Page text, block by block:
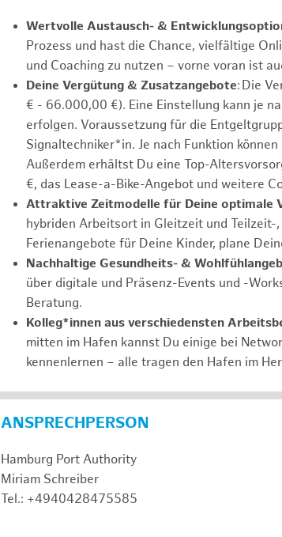
Wertvolle Austausch- &
Prozess und hast die Chance, vielfältige
und Coaching zu nutzen – vorne voran ist
Deine Vergütung & Zusatzangebote: Die
€ - 66.000,00 €). Eine Einstellung kann je
erfolgen. Voraussetzung für die
Signaltechniker*in. Je nach Funktion
Außerdem erhältst Du eine Top-
€, das Lease-a-Bike-Angebot und weitere
Attraktive Zeitmodelle für Deine optimale
hybriden Arbeitsort in Gleitzeit und
Ferienangebote für Deine Kinder, plane
Nachhaltige Gesundheits- &
über digitale und Präsenz-Events und -
Beratung.
Kolleg*innen aus verschiedensten
mitten im Hafen kannst Du einige bei
kennenlernen – alle tragen den Hafen im
ANSPRECHPERSON
Hamburg Port Authority
Miriam Schreiber
Tel.: +4940428475585